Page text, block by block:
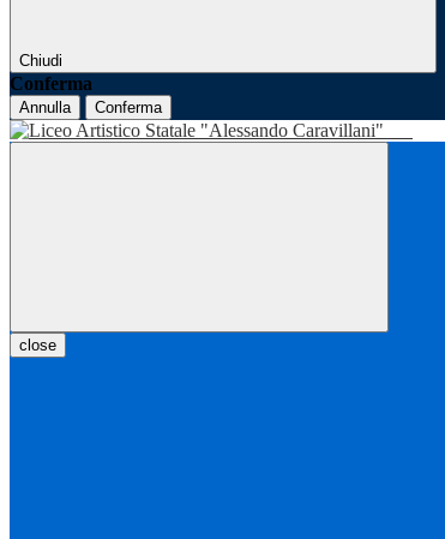
Chiudi
Conferma
Annulla Conferma
close